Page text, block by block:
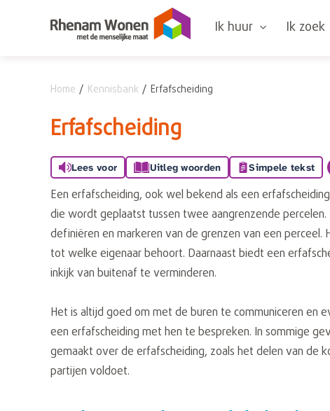
Naar de homepage
Ik huur Ik zoek
Home Kennisbank Erfafscheiding
Erfafscheiding
Lees voor Uitleg woorden Simpele tekst
Een erfafscheiding, ook wel bekend als een
die wordt geplaatst tussen twee aangrenzende
definiëren en markeren van de grenzen van een
tot welke eigenaar behoort. Daarnaast biedt een
inkijk van buitenaf te verminderen.
Het is altijd goed om met de buren te communiceren en
een erfafscheiding met hen te bespreken. In sommige
gemaakt over de erfafscheiding, zoals het delen van de
partijen voldoet.